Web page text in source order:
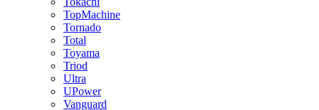
TopMachine
Tornado
Total
Toyama
Triod
Ultra
UPower
Vanguard